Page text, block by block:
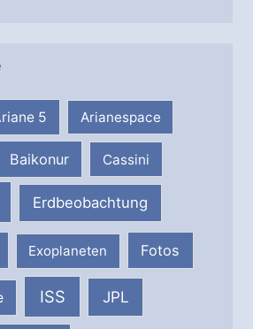
5 Arianespace
Baikonur Cassini
Erdbeobachtung
Exoplaneten Fotos
ISS JPL